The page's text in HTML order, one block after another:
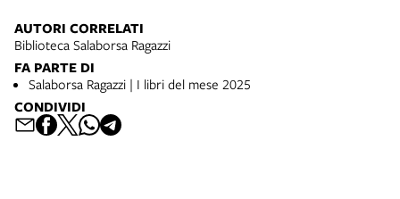
AUTORI CORRELATI
Biblioteca Salaborsa Ragazzi
FA PARTE DI
Salaborsa Ragazzi | I libri del mese 2025
CONDIVIDI